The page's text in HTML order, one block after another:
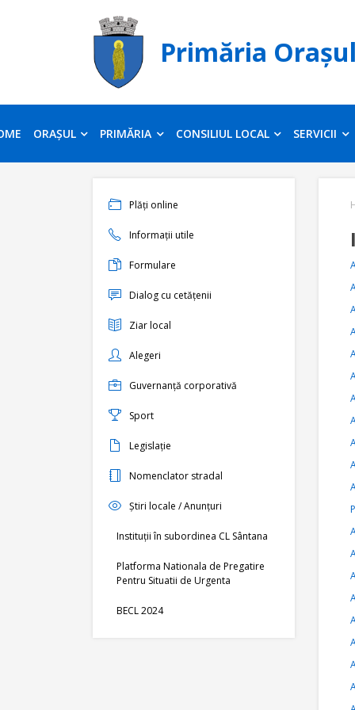
Primăria
ORAȘUL PRIMĂRIA CONSILIUL LOCAL SERVICII
Plăți online
Informații utile
Formulare
Dialog cu cetățenii
Ziar local
Alegeri
Guvernanță corporativă
Sport
Legislație
Nomenclator stradal
Știri locale / Anunțuri
Instituții în subordinea CL Sântana
Platforma Nationala de Pregatire
Pentru Situatii de Urgenta
BECL 2024